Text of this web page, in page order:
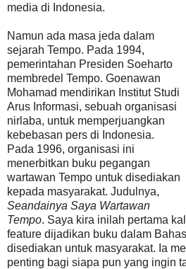
media di Indonesia.
Namun ada masa jeda dalam
sejarah Tempo. Pada 1994,
pemerintahan Presiden Soeharto
membredel Tempo. Goenawan
Mohamad mendirikan Institut Studi
Arus Informasi, sebuah organisasi
nirlaba, untuk memperjuangkan
kebebasan pers di Indonesia.
Pada 1996, organisasi ini
menerbitkan buku pegangan
wartawan Tempo untuk disediakan
kepada masyarakat. Judulnya,
Seandainya Saya Wartawan
Tempo. Saya kira inilah pertama
feature dijadikan buku dalam
disediakan untuk masyarakat. Ia
penting bagi siapa pun yang ingin